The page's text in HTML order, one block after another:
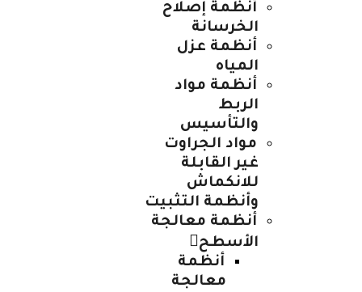
أنظمة إصلاح
الخرسانة
أنظمة عزل
المياه
أنظمة مواد
الربط
والتأسيس
مواد الجراوت
غير القابلة
للانكماش
وأنظمة التثبيت
أنظمة معالجة
الأسطح
أنظمة
معالجة